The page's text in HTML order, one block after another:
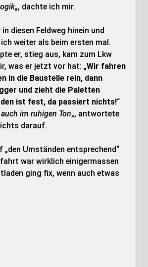
„, dachte ich mir.
diesen Feldweg hinein und
weiter als beim ersten mal.
er, stieg aus, kam zum Lkw
was er jetzt vor hat: „Wir fahren
in die Baustelle rein, dann
und zieht die Paletten
ist fest, da passiert nichts!“
im ruhigen Ton„, antwortete
darauf.
„den Umständen entsprechend“
war wirklich einigermassen
ging fix, wenn auch etwas